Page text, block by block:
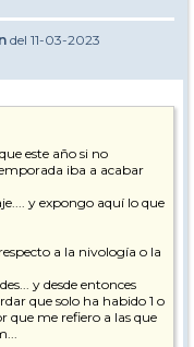
del 11-03-2023
este año si no
iba a acabar
y expongo aquí lo que
a la nivología o la
y desde entonces
que solo ha habido 1 o
que me refiero a las que